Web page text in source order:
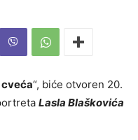
“, biće otvoren 20.
Lasla Blaškovića